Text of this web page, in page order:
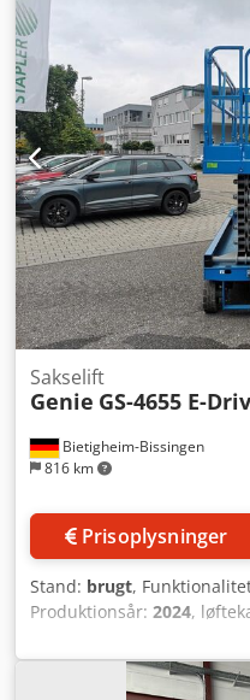
Bietigheim-Bissingen
816 km
Sakselift
Genie GS-4655 E-
Prisoplysninger
Stand: brugt,
Produktionsår: 2024,
2.770
samlet længde:3.110 mm,
konstruktionsbredde: